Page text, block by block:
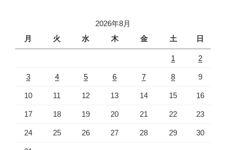
2026年8月
月
火 水 木 金 土 日
1 2
3 4 5 6 7 8 9
10 11 12 13 14 15 16
17 18 19 20 21 22 23
24 25 26 27 28 29 30